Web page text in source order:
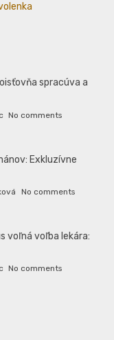
spracúva a
No comments
Exkluzívne
No comments
voľná voľba lekára:
No comments